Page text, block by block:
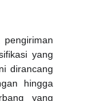
yang
dirancang
hingga
yang